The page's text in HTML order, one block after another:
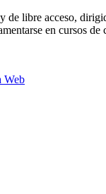
de libre acceso,
en cursos de
Web